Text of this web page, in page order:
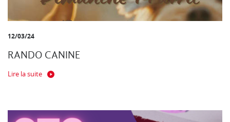
12/03/24
RANDO CANINE
Lire la suite